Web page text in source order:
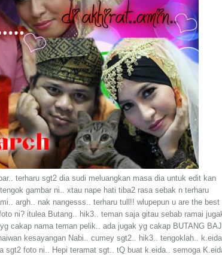
terharu sgt2 dia sudi meluangkan masa dia untuk edit kan
gambar ni.. xtau nape hati tiba2 rasa sebak n terharu
argh.. nak nangesss.. terharu tull!! wlupepun u are the best
ni? itulea Butang.. hik3.. teman saja gitau sebab ramai
cakap nama teman pelik.. ada jugak yg cakap BUTANG
kesayangan Nabi.. cumey sgt2.. hik3.. tengoklah.. k.eida
foto ni.. Hepi teramat sgt.. tQ buat k.eida.. semoga